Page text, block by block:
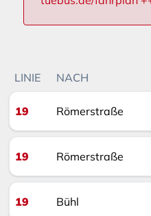
LINIE NACH
19 Römerstraße
19 Römerstraße
19 Bühl